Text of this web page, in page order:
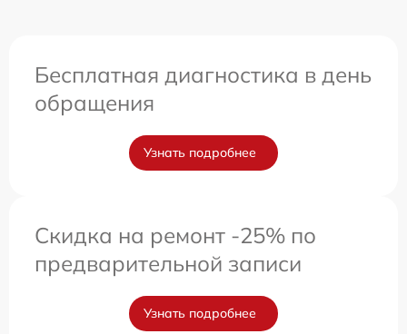
Бесплатная диагностика в день
обращения
Узнать подробнее
Скидка на ремонт -25% по
предварительной записи
Узнать подробнее